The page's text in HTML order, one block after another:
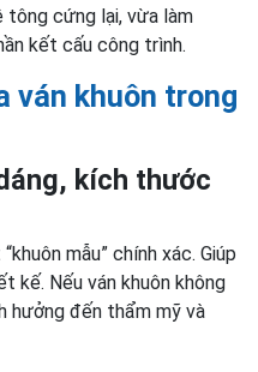
tông cứng lại, vừa làm
kết cấu công trình.
ván khuôn trong
kích thước
mẫu” chính xác. Giúp
kế. Nếu ván khuôn không
hưởng đến thẩm mỹ và